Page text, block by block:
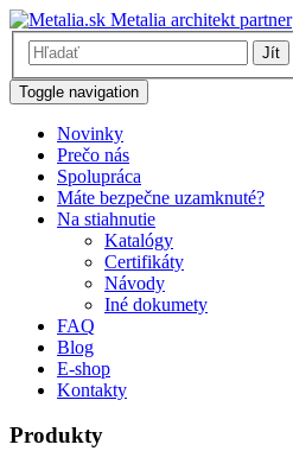
Metalia architekt partner
Jít
Toggle navigation
Novinky
Prečo nás
Spolupráca
Máte bezpečne uzamknuté?
Na stiahnutie
Katalógy
Certifikáty
Návody
Iné dokumety
FAQ
Blog
E-shop
Kontakty
Produkty